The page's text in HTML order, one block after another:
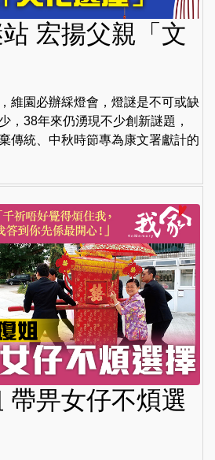
宏揚父親「文
維園必辦綵燈會，燈謎是不可或缺
，38年來仍湧現不少創新謎題，
傳統、中秋時節專為康文署獻計的
帶畀女仔不煩選